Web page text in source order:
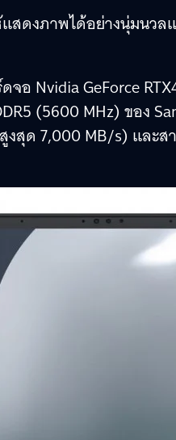
สดงภาพได้อย่างนุ่มนว
อ Nvidia GeForce
(5600 MHz) ของ
งสุด 7,000 MB/s) และส